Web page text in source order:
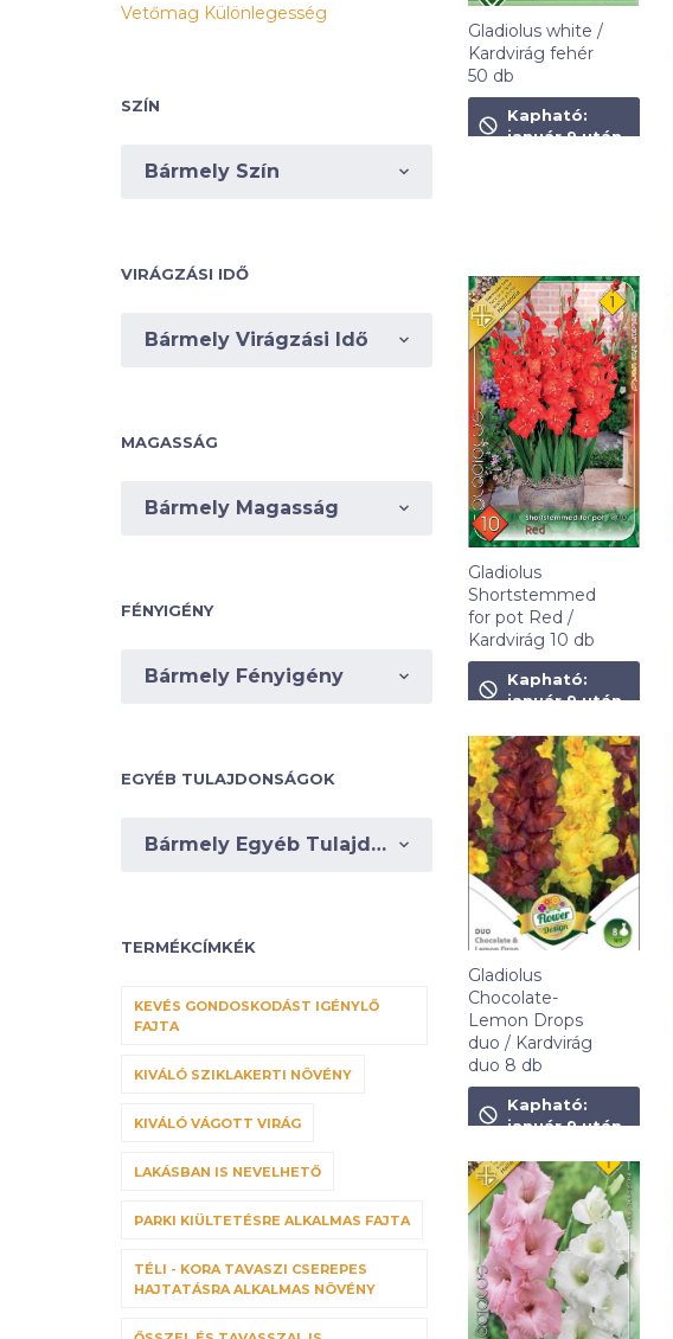
Vetőmag Különlegesség
SZÍN
Bármely Szín
VIRÁGZÁSI IDŐ
Bármely Virágzási Idő
MAGASSÁG
Bármely Magasság
FÉNYIGÉNY
Bármely Fényigény
EGYÉB TULAJDONSÁGOK
Bármely Egyéb Tulajdonságok
TERMÉKCÍMKÉK
KEVÉS GONDOSKODÁST IGÉNYLŐ
FAJTA
KIVÁLÓ SZIKLAKERTI NÖVÉNY
KIVÁLÓ VÁGOTT VIRÁG
LAKÁSBAN IS NEVELHETŐ
PARKI KIÜLTETÉSRE ALKALMAS FAJTA
TÉLI - KORA TAVASZI CSEREPES
HAJTATÁSRA ALKALMAS NÖVÉNY
Gladiolus white /
Kardvirág fehér
50 db
2 790Ft
Kapható:
január 9 után
Gladiolus
Shortstemmed
for pot Red /
Kardvirág 10 db
1 090Ft
Kapható:
január 9 után
Gladiolus
Chocolate-
Lemon Drops
duo / Kardvirág
duo 8 db
1 090Ft
Kapható:
január 9 után